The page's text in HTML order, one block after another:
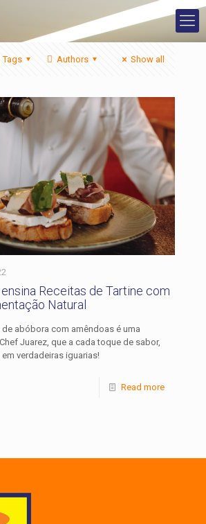
Tags Authors Show all
Receitas de Tartine com
Natural
de abóbora com amêndoas é uma
Juarez, que a cada toque de sabor,
verdadeiras iguarias!
Read more